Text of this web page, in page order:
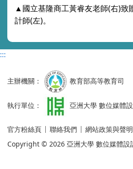
▲國立基隆商工黃睿友老師(右)致
計師(左)。
:::
主辦機關： 教育部高等教育司
執行單位： 亞洲大學 數位媒體
官方粉絲頁 聯絡我們 網站政策與聲明
Copyright © 2026 亞洲大學 數位媒體設